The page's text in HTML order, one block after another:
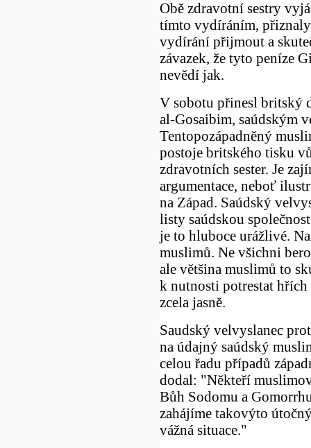
Obě zdravotní sestry
tímto vydíráním,
vydírání přijmout a
závazek, že tyto peníze
nevědí jak.
V sobotu přinesl britský
al-Gosaibim, saúdským
Tentopozápadněný
postoje britského tisku
zdravotních sester. Je
argumentace, neboť
na Západ. Saúdský
listy saúdskou
je to hluboce urážlivé.
muslimů. Ne všichni
ale většina muslimů to
k nutnosti potrestat
zcela jasně.
Saudský velvyslanec
na údajný saúdský
celou řadu případů
dodal: "Někteří
Bůh Sodomu a
zahájíme takovýto
vážná situace."